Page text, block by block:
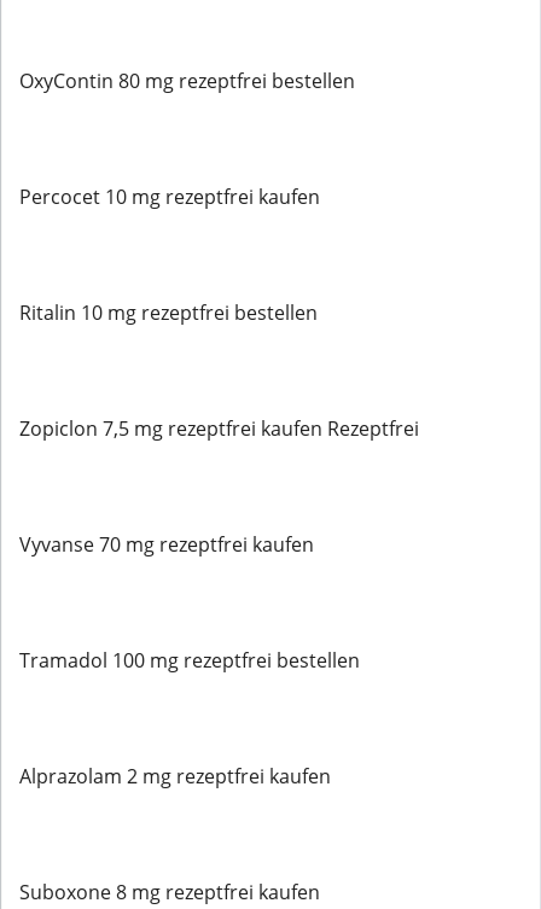
OxyContin 80 mg rezeptfrei bestellen
Percocet 10 mg rezeptfrei kaufen
Ritalin 10 mg rezeptfrei bestellen
Zopiclon 7,5 mg rezeptfrei kaufen Rezeptfrei
Vyvanse 70 mg rezeptfrei kaufen
Tramadol 100 mg rezeptfrei bestellen
Alprazolam 2 mg rezeptfrei kaufen
Suboxone 8 mg rezeptfrei kaufen